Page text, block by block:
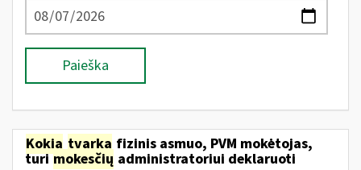
Paieška
Kokia tvarka fizinis asmuo, PVM mokėtojas,
turimokesčių administratoriui deklaruoti